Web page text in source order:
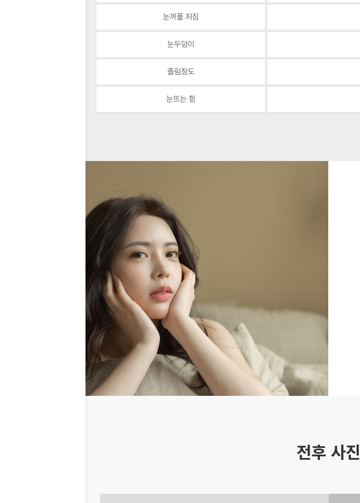
눈꺼풀 처짐
눈두덩이
졸림정도
눈뜨는 힘
전후 사진